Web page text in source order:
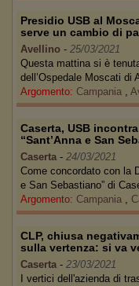
Presidio USB al
serve un cambio di
Avellino - 25/03/2021
Questa mattina si è
dell’Ospedale Moscati di
Argomento: Campania ,
Caserta, USB
“Sant’Anna e San
Caserta - 24/03/2021
Come concordato con la
e San Sebastiano” di
Argomento: Campania ,
CLP, chiusa
sulla vertenza: si va
Caserta - 23/03/2021
I vertici dell'azienda di